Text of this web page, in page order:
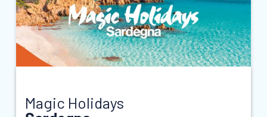
Magic Holidays